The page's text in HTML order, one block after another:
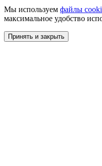
Мы используем файлы
максимальное удобство
Принять и закрыть